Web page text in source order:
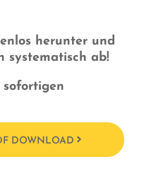
herunter und
systematisch ab!
sofortigen
DOWNLOAD